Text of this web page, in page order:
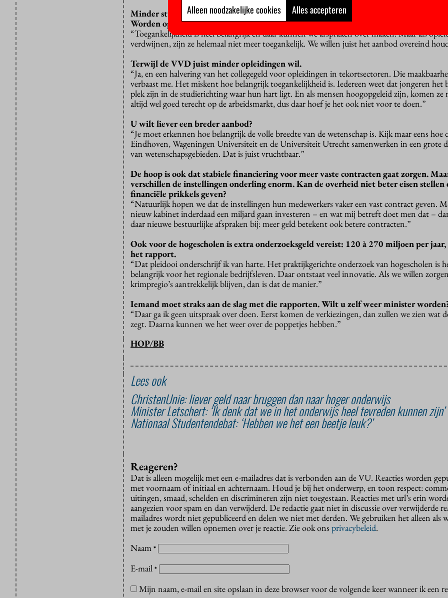
Minder studentfinanciering heeft gevolgen voor de toegankelijkheid, waarschuwt
Worden opleidingen dan selectiever en gaan ze minder studenten trekken?
“Toegankelijkheid is heel belangrijk en daar kunnen we afspraken over maken. Maar als
verdwijnen, zijn ze helemaal niet meer toegankelijk. We willen juist het aanbod overeind
Terwijl de VVD juist minder opleidingen wil.
“Ja, en een halvering van het collegegeld voor opleidingen in tekortsectoren. Die
verbaast me. Het miskent hoe belangrijk toegankelijkheid is. Iedereen weet dat jongeren het
plek zijn in de studierichting waar hun hart ligt. En als mensen hoogopgeleid zijn, komen ze
altijd wel goed terecht op de arbeidsmarkt, dus daar hoef je het ook niet voor te doen.”
U wilt liever een breder aanbod?
“Je moet erkennen hoe belangrijk de volle breedte van de wetenschap is. Kijk maar eens hoe
Eindhoven, Wageningen Universiteit en de Universiteit Utrecht samenwerken in een grote
van wetenschapsgebieden. Dat is juist vruchtbaar.”
De hoop is ook dat stabiele financiering voor meer vaste contracten gaat zorgen.
verschillen de instellingen onderling enorm. Kan de overheid niet beter eisen stellen
financiële prikkels geven?
“Natuurlijk hopen we dat de instellingen hun medewerkers vaker een vast contract geven.
nieuw kabinet inderdaad een miljard gaan investeren – en wat mij betreft doet men dat –
daar nieuwe bestuurlijke afspraken bij: meer geld betekent ook betere contracten.”
Ook voor de hogescholen is extra onderzoeksgeld vereist: 120 à 270 miljoen per
het rapport.
“Dat pleidooi onderschrijf ik van harte. Het praktijkgerichte onderzoek van hogescholen is
belangrijk voor het regionale bedrijfsleven. Daar ontstaat veel innovatie. Als we willen
krimpregio’s aantrekkelijk blijven, dan is dat de manier.”
Iemand moet straks aan de slag met die rapporten. Wilt u zelf weer minister
“Daar ga ik geen uitspraak over doen. Eerst komen de verkiezingen, dan zullen we zien wat
zegt. Daarna kunnen we het weer over de poppetjes hebben.”
HOP/BB
Lees ook
ChristenUnie: liever geld naar bruggen dan naar hoger onderwijs
Minister Letschert: ‘Ik denk dat we in het onderwijs heel tevreden kunnen zijn’
Nationaal Studentendebat: ‘Hebben we het een beetje leuk?’
Reageren?
Dat is alleen mogelijk met een e-mailadres dat is verbonden aan de VU. Reacties worden
met voornaam of initiaal en achternaam. Houd je bij het onderwerp, en toon respect:
uitingen, smaad, schelden en discrimineren zijn niet toegestaan. Reacties met url’s erin
aangezien voor spam en dan verwijderd. De redactie gaat niet in discussie over verwijderde
mailadres wordt niet gepubliceerd en delen we niet met derden. We gebruiken het alleen als
met je zouden willen opnemen over je reactie. Zie ook onsprivacybeleid.
Naam *
E-mail *
Mijn naam, e-mail en site opslaan in deze browser voor de volgende keer wanneer ik een
Alleen noodzakelijke cookies Alles accepteren